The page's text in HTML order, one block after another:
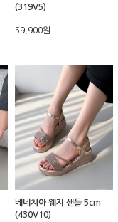
(319V5)
59,900원
베네치아 웨지 샌들 5cm
(430V10)